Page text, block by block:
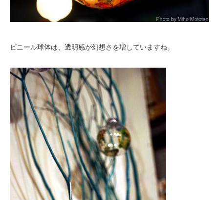
ビニール球体は、透明感が幻想さを増していますね。